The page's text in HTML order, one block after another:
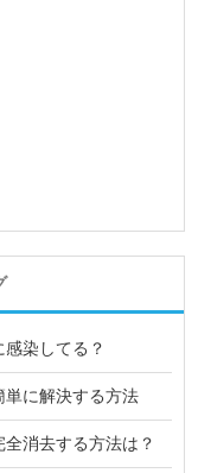
染してる？
に解決する方法
消去する方法は？